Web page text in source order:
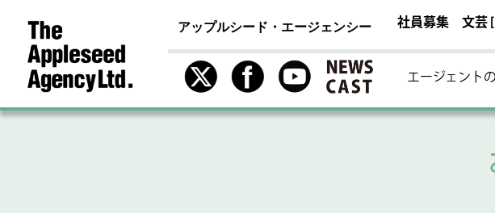
アップルシード・エージェンシー 社員募集 文芸
エージェント